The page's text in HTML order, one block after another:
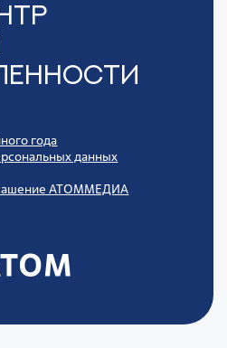
года
данных
АТОММЕДИА